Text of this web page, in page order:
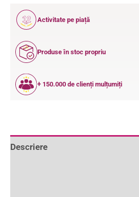
12
ANI
Activitate pe piață
Produse în stoc propriu
+ 150.000 de clienți mulțumiți
Descriere